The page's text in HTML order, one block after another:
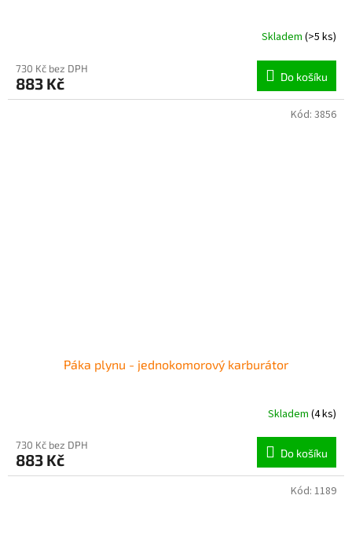
Skladem (>5 ks)
730 Kč bez DPH
883 Kč Do košíku
Páka plynu - jednokomorový karburátor
Skladem (4 ks)
730 Kč bez DPH
883 Kč Do košíku
Kód: 3856
Kód: 1189